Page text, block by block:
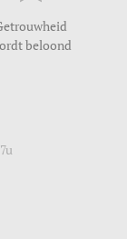
beloond